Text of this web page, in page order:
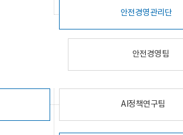
안전경영관리단
안전경영팀
AI정책연구팀